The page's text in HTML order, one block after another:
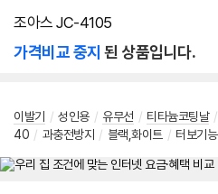
조아스 JC-4105
가격비교 중지 된 상품입니다.
이발기 / 성인용 / 유무선 / 티타늄코팅날 /
40 / 과충전방지 / 블랙,화이트 / 터보기능